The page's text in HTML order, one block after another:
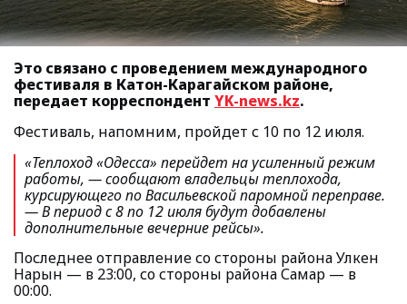
Это связано с проведением международного
фестиваля в Катон-Карагайском районе,
передает корреспондент YK-news.kz.
Фестиваль, напомним, пройдет с 10 по 12 июля.
«Теплоход «Одесса» перейдет на усиленный режим
работы, —сообщают владельцы теплохода,
курсирующего по Васильевской паромной переправе.
—В период с 8 по 12 июля будут добавлены
дополнительные вечерние рейсы».
Последнее отправление со стороны района Улкен
Нарын — в 23:00, со стороны района Самар — в
00:00.